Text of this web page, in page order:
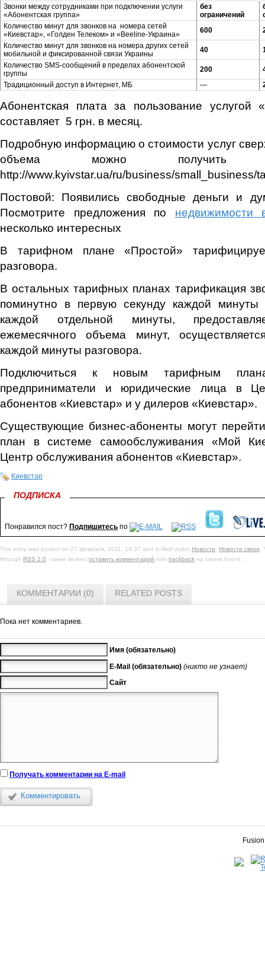
Звонки между сотрудниками при подключении услуги
«Абонентская группа»
без
ограничений
Количество минут для звонков на номера сетей
«Киевстар», «Голден Телеком» и «Beeline-Украина»
600
Количество минут для звонков на номера других сетей
мобильной и фиксированной связи Украины
40
Количество SMS-сообщений в пределах абонентской
группы
200
Традиционный доступ в Интернет, МБ
—
Абонентская плата за пользование услугой
составляет 5 грн. в месяц.
Подробную информацию о стоимости услуг
объема можно получить
http://www.kyivstar.ua/ru/business/small_business/
Постовой: Появились свободные деньги и
Посмотрите предложения по
несколько интересных
В тарифном плане «Простой»
разговора.
В остальных тарифных планах тарификация
поминутно в первую секунду каждой минуты
каждой отдельной минуты,
ежемесячного объема минут,
каждой минуты разговора.
Подключиться к новым тарифным
предприниматели и юридические лица в
абонентов «Киевстар» и у дилеров «Киевстар».
Существующие бизнес-абоненты могут
план в системе самообслуживания «Мой
Центр обслуживания абонентов «Киевстар».
Киевстар
ПОДПИСКА
Понравился пост? Подпишитесь по
This entry was posted on 27 февраля, 2011, 19:37 and is filed under Новости, Новости связи.
through RSS 2.0. также можно оставить комментарий или trackback на своем блоге.
КОММЕНТАРИИ (0) RELATED POSTS
Пока нет комментариев.
Имя (обязательно)
E-Mail (обязательно) (никто не узнает)
Сайт
Получать комментарии на E-mail
Комментировать